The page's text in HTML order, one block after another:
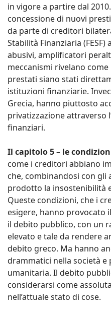
in vigore a partire dal
concessione di nuovi
da parte di creditori
Stabilità Finanziaria
abusivi, amplificatori
meccanismi rivelano
prestati siano stati
istituzioni finanziarie.
Grecia, hanno piuttosto
privatizzazione attraverso
finanziari.
Il capitolo 5 – le
come i creditori abbiano
che, combinandosi con
prodotto la insostenibilità
Queste condizioni, che i
esigere, hanno provocato
il debito pubblico, con un
elevato e tale da rendere
debito greco. Ma hanno
drammatici nella società e
umanitaria. Il debito
considerarsi come
nell’attuale stato di cose.